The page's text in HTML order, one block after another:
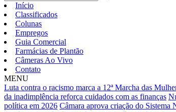
Início
Classificados
Colunas
Empregos
Guia Comercial
Farmácias de Plantão
Câmeras Ao Vivo
Contato
MENU
Luta contra o racismo marca a 12ª Marcha das
da inadimplência reforça cuidados com as finanças
política em 2026 Câmara aprova criação do